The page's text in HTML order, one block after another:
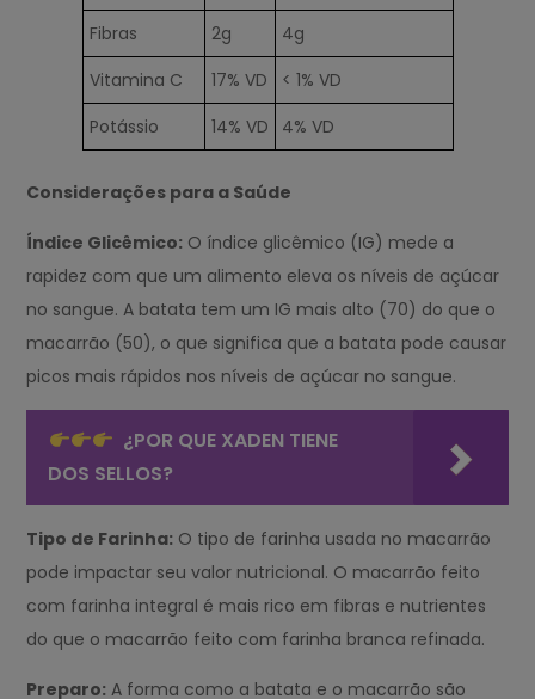
Fibras
2g
4g
Vitamina C
17% VD
< 1% VD
Potássio
14% VD 4% VD
Considerações para a Saúde
Índice Glicêmico: O índice glicêmico (IG) mede a
rapidez com que um alimento eleva os níveis de açúcar
no sangue. A batata tem um IG mais alto (70) do que o
macarrão (50), o que significa que a batata pode causar
picos mais rápidos nos níveis de açúcar no sangue.
¿POR QUE XADEN TIENE
DOS SELLOS?
Tipo de Farinha: O tipo de farinha usada no macarrão
pode impactar seu valor nutricional. O macarrão feito
com farinha integral é mais rico em fibras e nutrientes
do que o macarrão feito com farinha branca refinada.
Preparo: A forma como a batata e o macarrão são